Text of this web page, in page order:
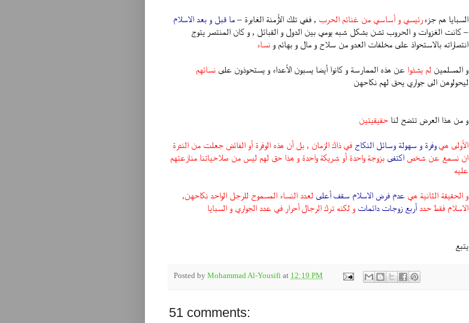
السبايا هم جزءرئيسي و أساسي من غنائم الحرب , ففي تلك الأزمنة الغابرة – ما قبل و بعد الاسلام
– كانت الغزوات و الحروب تشن بشكل شبه يومي بين الدول و القبائل , و كان المنتصر يتوج
انتصاراته بالاستحواذ على مخلفات العدو من سلاح و مال و بهائم و نساء
و المسلمين لم يشذوا عن هذه الممارسة و كانوا أيضا يسبون الأعداء و يستحوذون على نسائهم
ليحولوهن الى جواري يحق لهم نكاحهن
و من هذا العرض تتضح لنا حقيقيتين
الأولى هيوفرة و سهولة وسائل النكاح في ذاك الزمان , بل أن هذه الوفرة أو الفائض جعلت من الندرة
ان نسمع عن شخص اكتفى بزوجة واحدة أو شريكة واحدة و هذا حق لهم ليس من صلاحياتنا منازعتهم
عليه
و الحقيقة الثانية هي عدم فرض الاسلام سقف أعلى لعدد النساء المسموح للرجل الواحد نكاحهن,
الاسلام فقط حدد أربع زوجات دائمات و لكنه ترك الرجال أحرار في عدد الجواري و السبايا
يتبع
Posted by Mohammad Al-Yousifi at 12:19 PM
51 comments: